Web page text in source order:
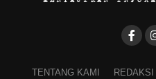
TENTANG KAMI REDAKSI